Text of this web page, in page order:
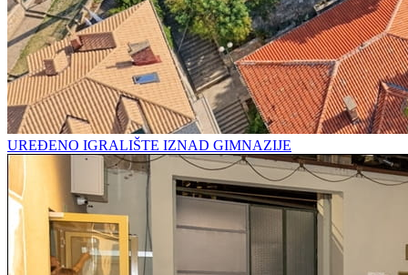
UREĐENO IGRALIŠTE IZNAD GIMNAZIJE